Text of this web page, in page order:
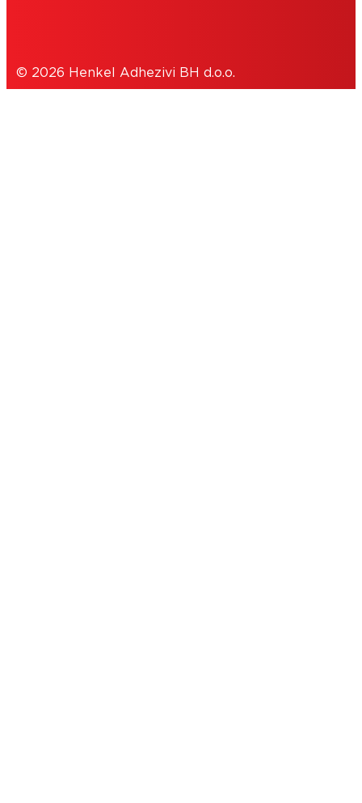
© 2026 Henkel Adhezivi BH d.o.o.